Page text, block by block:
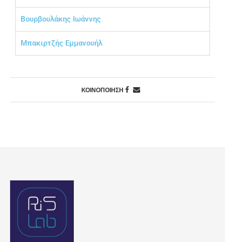
Βουρβουλάκης Ιωάννης
Μπακιρτζής Εμμανουήλ
ΚΟΙΝΟΠΟΙΗΣΗ